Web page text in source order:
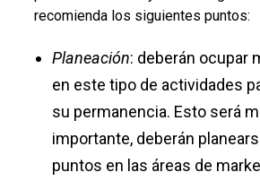
recomienda los siguientes puntos:
Planeación: deberán ocupar
en este tipo de actividades
su permanencia. Esto será
importante, deberán
puntos en las áreas de